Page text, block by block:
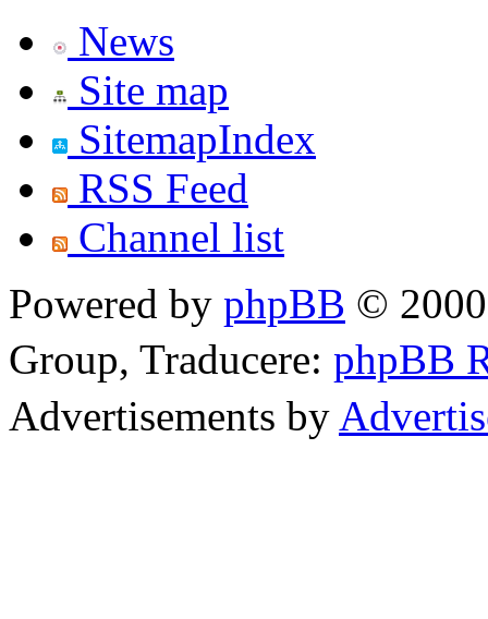
News
Site map
SitemapIndex
RSS Feed
Channel list
Powered by phpBB ©
Group, Traducere: phpBB
Advertisements by